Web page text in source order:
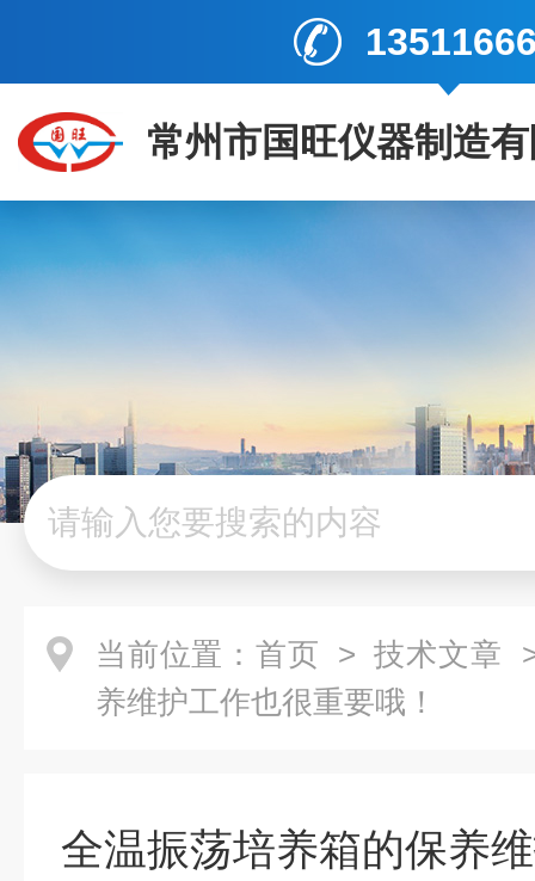
常州市国旺仪器制造
当前位置： 首页 > 技术文章
养维护工作也很重要哦！
全温振荡培养箱的保养